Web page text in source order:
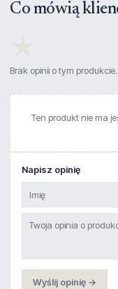
Co mówią
Brak opinii o tym produkcie.
Ten produkt nie ma
Napisz opinię
Wyślij opinię →